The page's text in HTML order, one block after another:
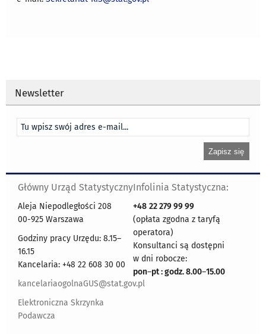
Newsletter
Główny Urząd Statystyczny
Aleja Niepodległości 208
00-925 Warszawa
Godziny pracy Urzędu: 8.15–
16.15
Kancelaria: +48 22 608 30 00
kancelariaogolnaGUS@stat.gov.pl
Elektroniczna Skrzynka
Podawcza
Infolinia Statystyczna:
+48 22 279 99 99
(opłata zgodna z taryfą
operatora)
Konsultanci są dostępni
w dni robocze:
pon–pt : godz. 8.00–15.00